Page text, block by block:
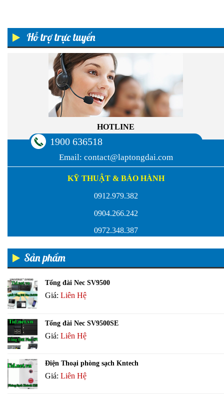
Hỗ trợ trực tuyến
HOTLINE
1900 636518
Email: contact@laptongdai.com
KỸ THUẬT & BẢO HÀNH
0912.979.382
0904.266.242
0972.348.387
Sản phẩm
Tổng đài Nec SV9500
Giá: Liên Hệ
Tổng đài Nec SV9500SE
Giá: Liên Hệ
Điện Thoại phòng sạch Kntech
Giá: Liên Hệ